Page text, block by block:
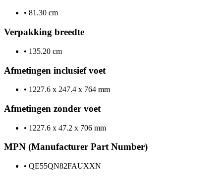
• 81.30 cm
Verpakking breedte
• 135.20 cm
Afmetingen inclusief voet
• 1227.6 x 247.4 x 764 mm
Afmetingen zonder voet
• 1227.6 x 47.2 x 706 mm
MPN (Manufacturer Part Number)
• QE55QN82FAUXXN